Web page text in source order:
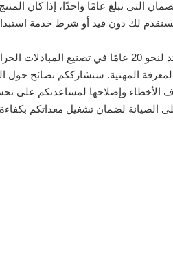
التي تبلغ عامًا واحدًا، إذا كان
لك دون قيد أو شرط خدمة
بفضل خبرتها التي تمتد لنحو 20 عامًا في تصنيع
المهنية. سنشارككم نصائح حول
الأخطاء وإصلاحها لمساعدتكم على
الصيانة لضمان تشغيل معداتكم